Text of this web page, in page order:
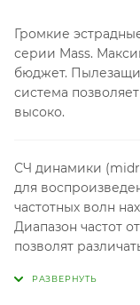
Громкие
серии Mass.
бюджет.
система
высоко.
СЧ динамики
для
частотных волн
Диапазон частот
позволят